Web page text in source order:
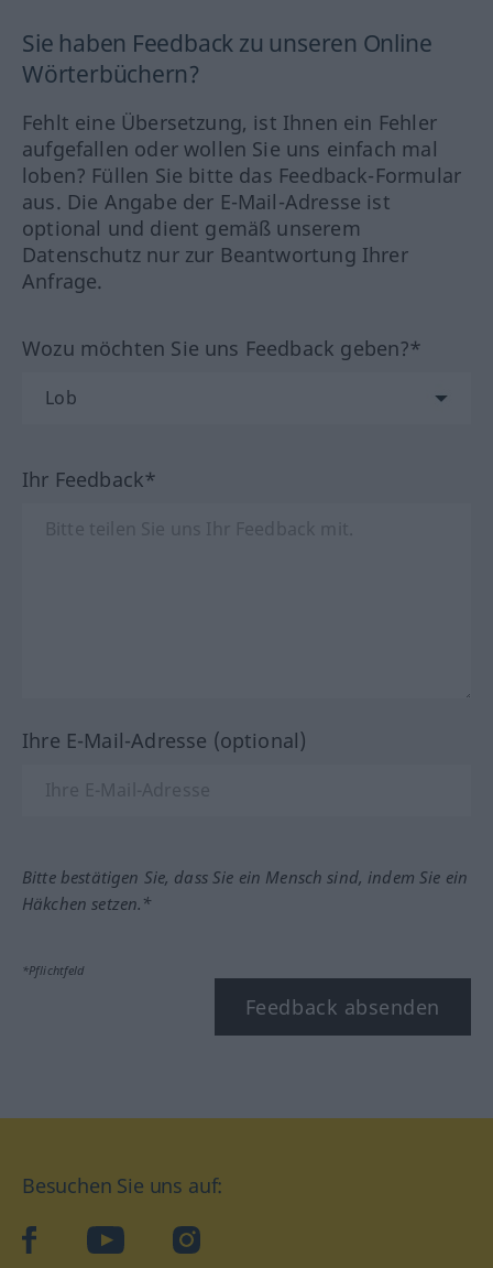
Sie haben Feedback zu unseren Online
Wörterbüchern?
Fehlt eine Übersetzung, ist Ihnen ein Fehler
aufgefallen oder wollen Sie uns einfach mal
loben? Füllen Sie bitte das Feedback-Formular
aus. Die Angabe der E-Mail-Adresse ist
optional und dient gemäß unserem
Datenschutz nur zur Beantwortung Ihrer
Anfrage.
Wozu möchten Sie uns Feedback geben?*
Ihr Feedback*
Ihre E-Mail-Adresse (optional)
Bitte bestätigen Sie, dass Sie ein Mensch sind, indem Sie ein
Häkchen setzen.*
*Pflichtfeld
Feedback absenden
Besuchen Sie uns auf:
facebookYouTube Instagram